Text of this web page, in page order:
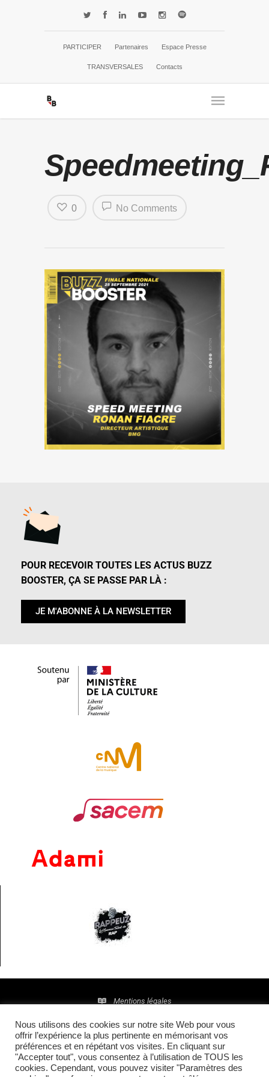
PARTICIPER Partenaires Espace Presse
TRANSVERSALES Contacts
No Comments
0
POUR RECEVOIR TOUTES LES ACTUS BUZZ
BOOSTER, ÇA SE PASSE PAR LÀ :
JE M'ABONNE À LA NEWSLETTER
Mentions légales
Politique de confidentialité
© 2016 • Site maintenu et mis à jour parTI(E)GER
COMMUNICATION
Nous utilisons des cookies sur notre site Web pour vous
offrir l’expérience la plus pertinente en mémorisant vos
préférences et en répétant vos visites. En cliquant sur
"Accepter tout", vous consentez à l’utilisation de TOUS les
cookies. Cependant, vous pouvez visiter "Paramètres des